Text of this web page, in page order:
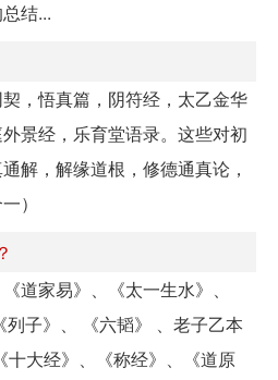
结...
，悟真篇，阴符经，太乙金华
景经，乐育堂语录。这些对初
解，解缘道根，修德通真论，
）
道家易》、《太一生水》、
列子》、 《六韬》 、老子乙本
十大经》、《称经》、《道原